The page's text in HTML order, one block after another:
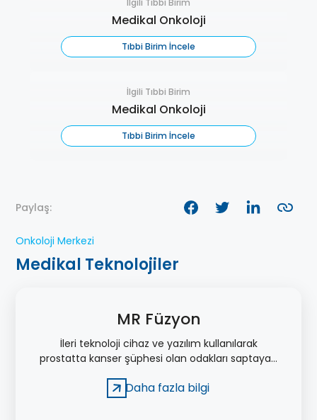
İlgili Tıbbi Birim
Medikal Onkoloji
Tıbbi Birim İncele
İlgili Tıbbi Birim
Medikal Onkoloji
Tıbbi Birim İncele
Paylaş:
Onkoloji Merkezi
Medikal Teknolojiler
MR Füzyon
İleri teknoloji cihaz ve yazılım kullanılarak
prostatta kanser şüphesi olan odakları saptayan
yapılmasını sağlayan bir yöntemdir.
Daha fazla bilgi